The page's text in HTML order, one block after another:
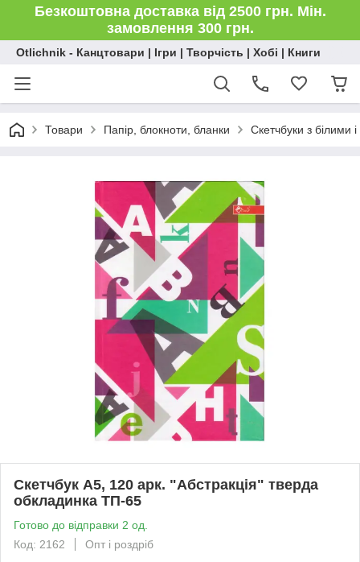
Безкоштовна доставка від 2500 грн. Мін.
замовлення 300 грн.
Otlichnik - Канцтовари | Ігри | Творчість | Хобі | Книги
Товари Папір, блокноти, бланки Скетчбуки з білими
Скетчбук А5, 120 арк. "Абстракція" тверда
обкладинка ТП-65
Готово до відправки 2 од.
Код: 2162
Опт і роздріб